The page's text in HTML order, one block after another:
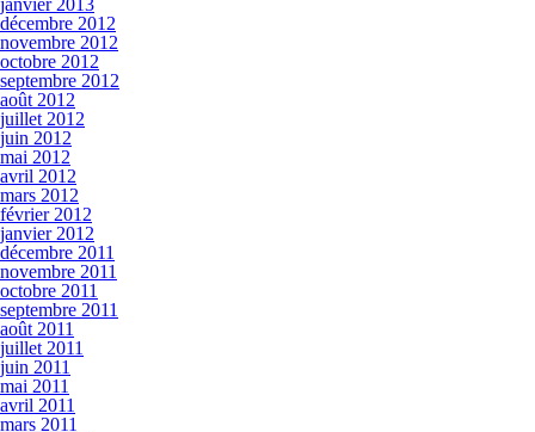
janvier 2013
décembre 2012
novembre 2012
octobre 2012
septembre 2012
août 2012
juillet 2012
juin 2012
mai 2012
avril 2012
mars 2012
février 2012
janvier 2012
décembre 2011
novembre 2011
octobre 2011
septembre 2011
août 2011
juillet 2011
juin 2011
mai 2011
avril 2011
mars 2011